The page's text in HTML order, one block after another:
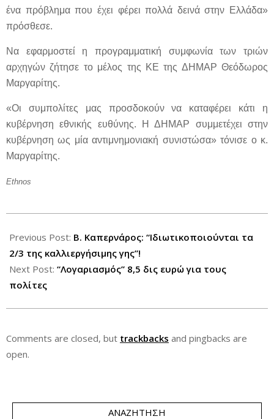
ένα πρόβλημα που έχει φέρει πολλά δεινά στην Ελλάδα»
πρόσθεσε.
Να εφαρμοστεί η προγραμματική συμφωνία των τριών
αρχηγών ζήτησε το μέλος της ΚΕ της ΔΗΜΑΡ Θεόδωρος
Μαργαρίτης.
«Οι συμπολίτες μας προσδοκούν να καταφέρει κάτι η
κυβέρνηση εθνικής ευθύνης. Η ΔΗΜΑΡ συμμετέχει στην
κυβέρνηση ως μία αντιμνημονιακή συνιστώσα» τόνισε ο κ.
Μαργαρίτης.
Ethnos
06-
24
Previous Post: Β. Καπερνάρος: “Ιδιωτικοποιούνται τα
2/3 της καλλιεργήσιμης γης”!
Next Post: “Λογαριασμός” 8,5 δις ευρώ για τους
πολίτες
Comments are closed, but trackbacks and pingbacks are
open.
ΑΝΑΖΉΤΗΣΗ